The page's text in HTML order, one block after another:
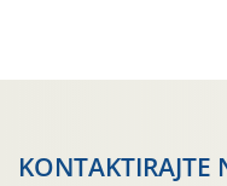
KONTAKTIRAJTE